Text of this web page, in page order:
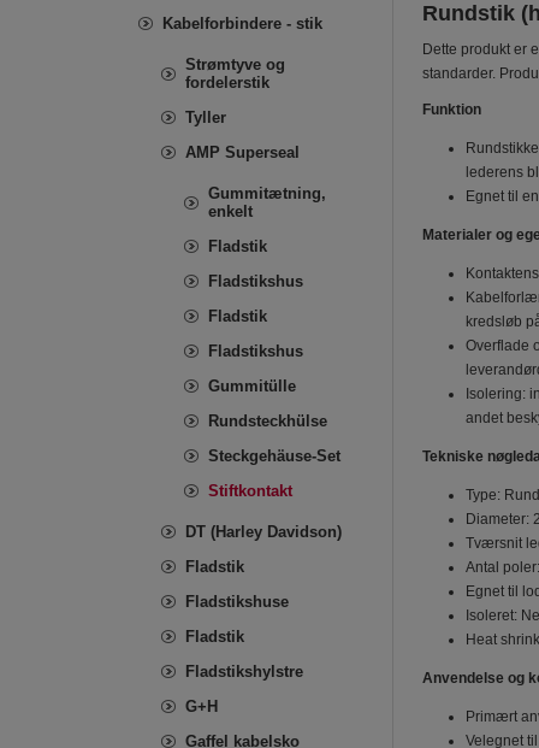
Rundstik
Dette produkt er
standarder.
Funktion
lederens
Egnet til
Materialer og
kredsløb
Overflade
Isolering:
andet
Tekniske
Type:
Diameter:
Tværsnit
Antal
Egnet til
Isoleret:
Heat
Anvendelse og
Primært
Velegnet
Kabelforbindere - stik
Strømtyve og
fordelerstik
Tyller
AMP Superseal
Gummitætning,
enkelt
Fladstik
Fladstikshus
Fladstik
Fladstikshus
Gummitülle
Rundsteckhülse
Steckgehäuse-Set
Stiftkontakt
DT (Harley Davidson)
Fladstik
Fladstikshuse
Fladstik
Fladstikshylstre
G+H
Gaffel kabelsko